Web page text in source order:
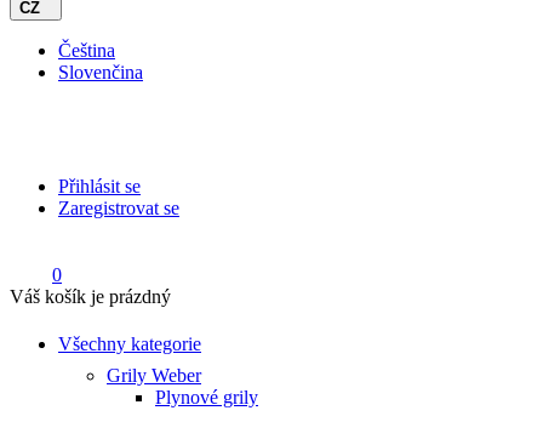
CZ
Čeština
Slovenčina
Přihlásit se
Zaregistrovat se
0
Váš košík je prázdný
Všechny kategorie
Grily Weber
Plynové grily